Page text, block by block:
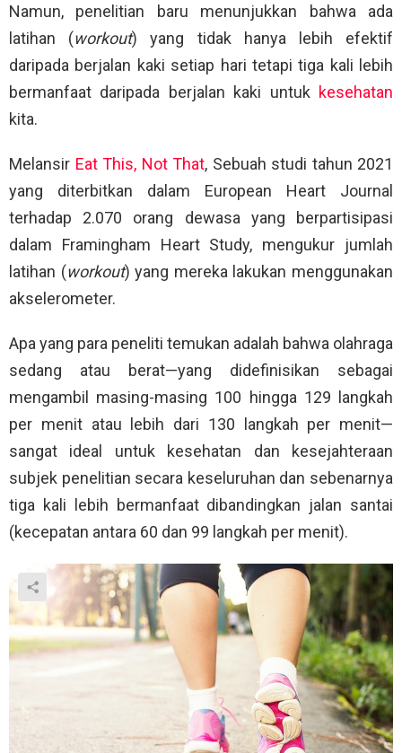
Namun, penelitian baru menunjukkan bahwa ada
latihan (workout) yang tidak hanya lebih efektif
daripada berjalan kaki setiap hari tetapi tiga kali lebih
bermanfaat daripada berjalan kaki untuk kesehatan
kita.
Melansir Eat This, Not That, Sebuah studi tahun 2021
yang diterbitkan dalam European Heart Journal
terhadap 2.070 orang dewasa yang berpartisipasi
dalam Framingham Heart Study, mengukur jumlah
latihan (workout) yang mereka lakukan menggunakan
akselerometer.
Apa yang para peneliti temukan adalah bahwa olahraga
sedang atau berat—yang didefinisikan sebagai
mengambil masing-masing 100 hingga 129 langkah
per menit atau lebih dari 130 langkah per menit—
sangat ideal untuk kesehatan dan kesejahteraan
subjek penelitian secara keseluruhan dan sebenarnya
tiga kali lebih bermanfaat dibandingkan jalan santai
(kecepatan antara 60 dan 99 langkah per menit).